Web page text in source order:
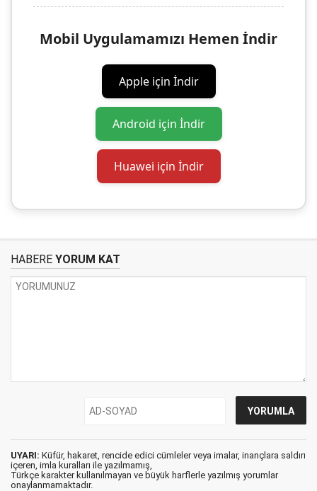
Mobil Uygulamamızı Hemen İndir
Apple için İndir
Android için İndir
Huawei için İndir
HABERE YORUM KAT
UYARI: Küfür, hakaret, rencide edici cümleler veya imalar, inançlara saldırı
içeren, imla kuralları ile yazılmamış,
Türkçe karakter kullanılmayan ve büyük harflerle yazılmış yorumlar
onaylanmamaktadır.